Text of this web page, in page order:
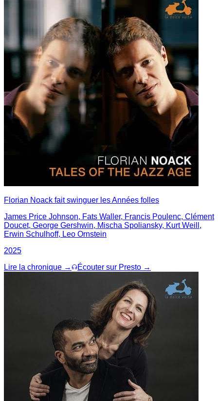
Florian Noack fait swinguer les Années folles
James Price Johnson, Fats Waller, Francis Poulenc, Clément
Doucet, George Gershwin, Mischa Spoliansky, Kurt Weill,
Erwin Schulhoff, Leo Ornstein
2025
Lire la chronique →
Écouter sur Presto →